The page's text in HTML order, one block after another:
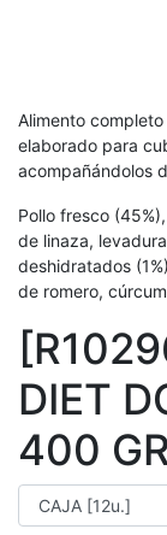
Alimento
elaborado para
acompañándolos
Pollo fresco
de linaza,
deshidratados
de romero,
DIET
400 GR